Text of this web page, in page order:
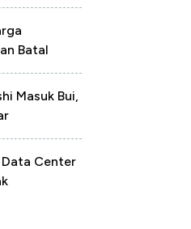
Batal
Masuk Bui,
Data Center